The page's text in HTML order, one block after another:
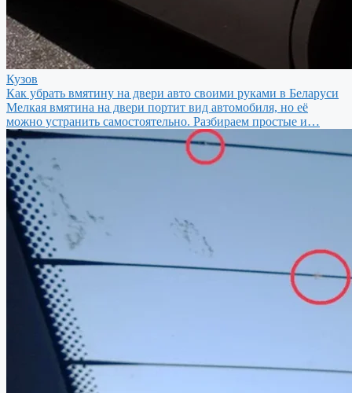
Кузов
Как убрать вмятину на двери авто своими руками в Беларуси
Мелкая вмятина на двери портит вид автомобиля, но её
можно устранить самостоятельно. Разбираем простые и…